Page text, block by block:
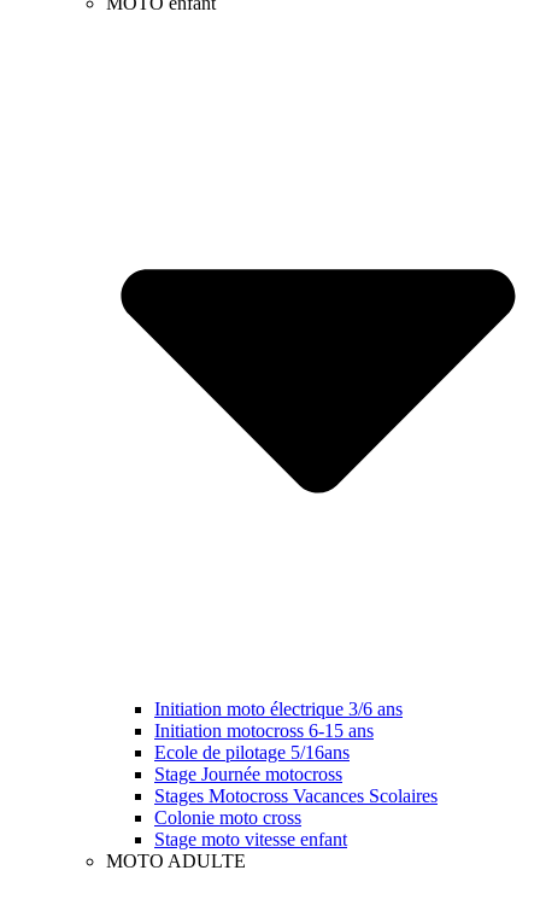
Initiation moto électrique 3/6 ans
Initiation motocross 6-15 ans
Ecole de pilotage 5/16ans
Stage Journée motocross
Stages Motocross Vacances Scolaires
Colonie moto cross
Stage moto vitesse enfant
MOTO ADULTE